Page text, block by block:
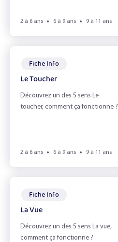
2 à 6 ans 6 à 9 ans 9 à 11 ans
Fiche Info
Le Toucher
Découvrez un des 5 sens Le
toucher, comment ça fonctionne ?
2 à 6 ans 6 à 9 ans 9 à 11 ans
Fiche Info
La Vue
Découvrez un des 5 sens La vue,
comment ça fonctionne ?